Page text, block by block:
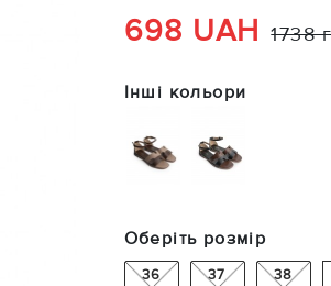
698 UAH 1738
Інші кольори
Оберіть розмір
36 37 38